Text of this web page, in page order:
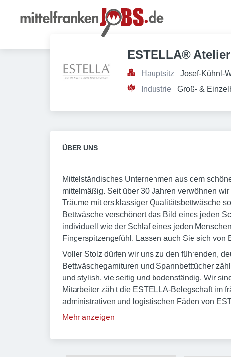
ESTELLA®
Hauptsitz
Josef-Kühnl-
Industrie
Groß- &
ÜBER UNS
Mittelständisches Unternehmen aus dem
mittelmäßig. Seit über 30 Jahren verwöhnen
Träume mit erstklassiger Qualitätsbettwäsche
Bettwäsche verschönert das Bild eines jeden
individuell wie der Schlaf eines jeden
Fingerspitzengefühl. Lassen auch Sie sich von
Voller Stolz dürfen wir uns zu den führenden,
Bettwäschegarnituren und Spannbetttücher
und stylish, vielseitig und bodenständig. Wir
Mitarbeiter zählt die ESTELLA-Belegschaft im
administrativen und logistischen Fäden von
Mehr anzeigen